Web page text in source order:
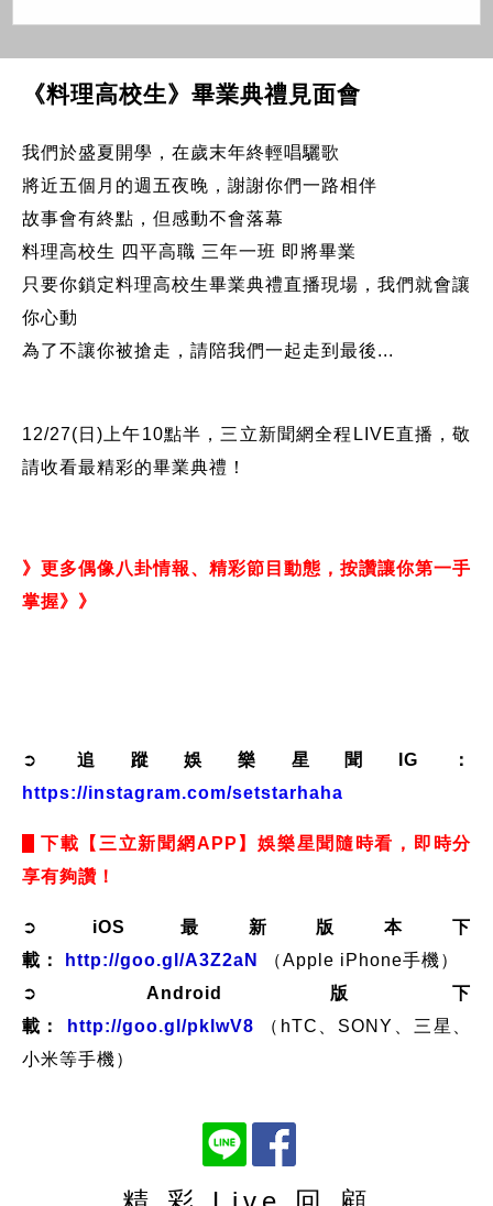
《料理高校生》畢業典禮見面會
我們於盛夏開學，在歲末年終輕唱驪歌
將近五個月的週五夜晚，謝謝你們一路相伴
故事會有終點，但感動不會落幕
料理高校生 四平高職 三年一班 即將畢業
只要你鎖定料理高校生畢業典禮直播現場，我們就會讓
你心動
為了不讓你被搶走，請陪我們一起走到最後...
12/27(日)上午10點半，三立新聞網全程LIVE直播，敬
請收看最精彩的畢業典禮！
》更多偶像八卦情報、精彩節目動態，按讚讓你第一手
掌握》》
➲
追蹤娛樂星聞IG：
https://instagram.com/setstarhaha
下載【三立新聞網APP】娛樂星聞隨時看，即時分
享有夠讚！
➲
iOS 最新版本下
載：
http://goo.gl/A3Z2aN
（Apple iPhone手機）
➲ Android 版下
載：
http://goo.gl/pklwV8 （hTC、SONY、三星、
小米等手機）